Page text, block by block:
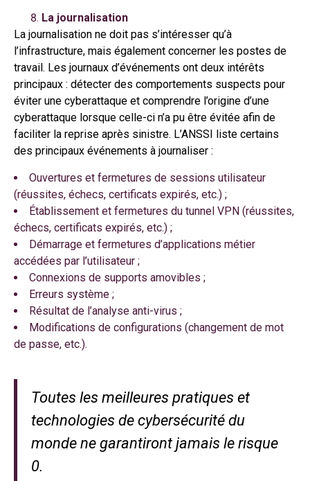
La journalisation
La journalisation ne doit pas s’intéresser qu’à
l’infrastructure, mais également concerner les postes de
travail. Les journaux d’événements ont deux intérêts
principaux : détecter des comportements suspects pour
éviter une cyberattaque et comprendre l’origine d’une
cyberattaque lorsque celle-ci n’a pu être évitée afin de
faciliter la reprise après sinistre. L’ANSSI liste certains
des principaux événements à journaliser :
Ouvertures et fermetures de sessions utilisateur
(réussites, échecs, certificats expirés, etc.) ;
Établissement et fermetures du tunnel VPN (réussites,
échecs, certificats expirés, etc.) ;
Démarrage et fermetures d’applications métier
accédées par l’utilisateur ;
Connexions de supports amovibles ;
Erreurs système ;
Résultat de l’analyse anti-virus ;
Modifications de configurations (changement de mot
de passe, etc.).
Toutes les meilleures pratiques et
technologies de cybersécurité du
monde ne garantiront jamais le risque
0.